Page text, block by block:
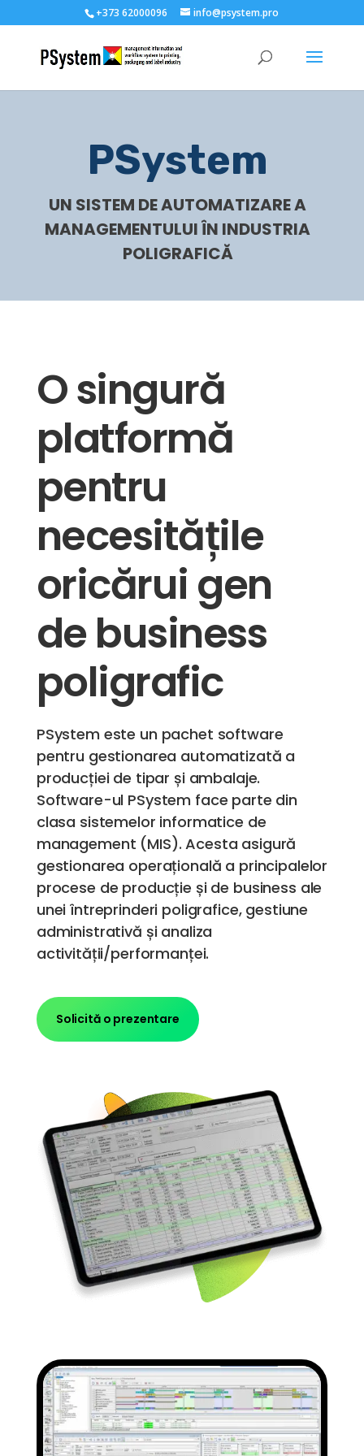
+373 62000096 info@psystem.pro
PSystem
UN SISTEM DE AUTOMATIZARE A
MANAGEMENTULUI ÎN INDUSTRIA
POLIGRAFICĂ
O singură
platformă
pentru
necesitățile
oricărui gen
de business
poligrafic
PSystem este un pachet software
pentru gestionarea automatizată a
producției de tipar și ambalaje.
Software-ul PSystem face parte din
clasa sistemelor informatice de
management (MIS). Acesta asigură
gestionarea operațională a principalelor
procese de producție și de business ale
unei întreprinderi poligrafice, gestiune
administrativă și analiza
activității/performanței.
Solicită o prezentare